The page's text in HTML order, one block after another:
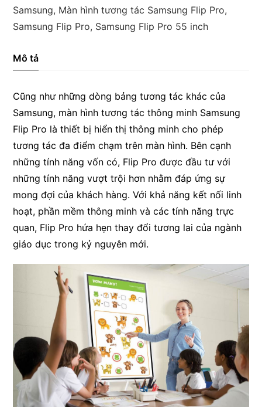
inch
số
Samsung, Màn hình tương tác Samsung Flip Pro,
Samsung Flip Pro, Samsung Flip Pro 55 inch
Mô tả
Cũng như những dòng bảng tương tác khác của
Samsung, màn hình tương tác thông minh Samsung
Flip Pro là thiết bị hiển thị thông minh cho phép
tương tác đa điểm chạm trên màn hình. Bên cạnh
những tính năng vốn có, Flip Pro được đầu tư với
những tính năng vượt trội hơn nhằm đáp ứng sự
mong đợi của khách hàng. Với khả năng kết nối linh
hoạt, phần mềm thông minh và các tính năng trực
quan, Flip Pro hứa hẹn thay đổi tương lai của ngành
giáo dục trong kỷ nguyên mới.